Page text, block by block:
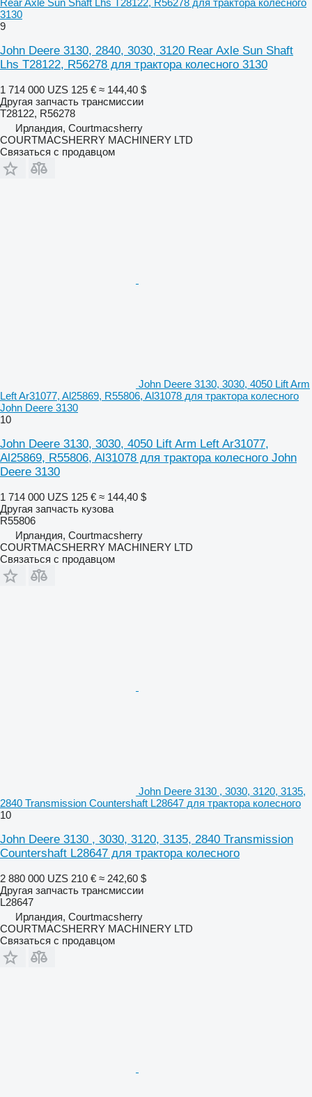
3130
9
John Deere 3130, 2840, 3030, 3120 Rear Axle Sun Shaft
Lhs T28122, R56278 для трактора колесного 3130
1 714 000 UZS 125 € ≈ 144,40 $
Другая запчасть трансмиссии
T28122, R56278
Ирландия, Courtmacsherry
COURTMACSHERRY MACHINERY LTD
Связаться с продавцом
John Deere 3130, 3030, 4050 Lift Arm
Left Ar31077, Al25869, R55806, Al31078 для трактора колесного
John Deere 3130
10
John Deere 3130, 3030, 4050 Lift Arm Left Ar31077,
Al25869, R55806, Al31078 для трактора колесного John
Deere 3130
1 714 000 UZS 125 € ≈ 144,40 $
Другая запчасть кузова
R55806
Ирландия, Courtmacsherry
COURTMACSHERRY MACHINERY LTD
Связаться с продавцом
John Deere 3130 , 3030, 3120, 3135,
2840 Transmission Countershaft L28647 для трактора колесного
10
John Deere 3130 , 3030, 3120, 3135, 2840 Transmission
Countershaft L28647 для трактора колесного
2 880 000 UZS 210 € ≈ 242,60 $
Другая запчасть трансмиссии
L28647
Ирландия, Courtmacsherry
COURTMACSHERRY MACHINERY LTD
Связаться с продавцом